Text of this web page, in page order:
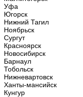
Уфа
Югорск
Нижний Тагил
Ноябрьск
Сургут
Красноярск
Новосибирск
Барнаул
Тобольск
Нижневартовск
Ханты-мансийск
Кунгур